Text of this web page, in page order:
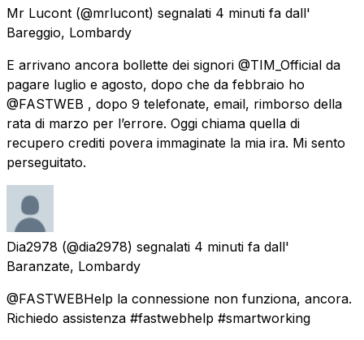
Mr Lucont (@mrlucont) segnalati 4 minuti fa dall'
Bareggio, Lombardy
E arrivano ancora bollette dei signori @TIM_Official da
pagare luglio e agosto, dopo che da febbraio ho
@FASTWEB , dopo 9 telefonate, email, rimborso della
rata di marzo per l’errore. Oggi chiama quella di
recupero crediti povera immaginate la mia ira. Mi sento
perseguitato.
Dia2978 (@dia2978) segnalati 4 minuti fa dall'
Baranzate, Lombardy
@FASTWEBHelp la connessione non funziona, ancora.
Richiedo assistenza #fastwebhelp #smartworking